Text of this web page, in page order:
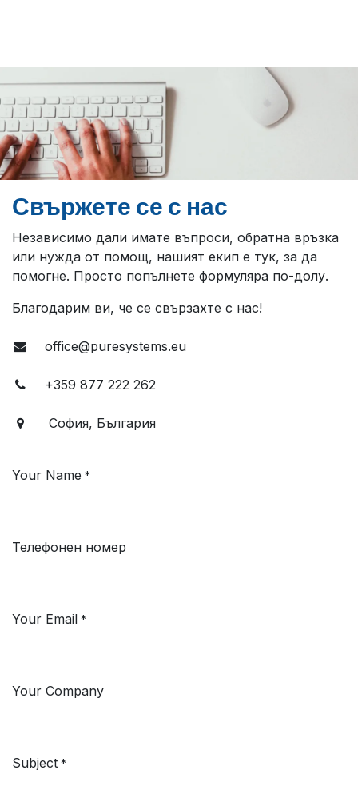
Свържете се с нас
Независимо дали имате въпроси, обратна връзка
или нужда от помощ, нашият екип е тук, за да
помогне. Просто попълнете формуляра по-долу.
Благодарим ви, че се свързахте с нас!
office@puresystems.eu
+359 877 222 262
София, България
Your Name *
Телефонен номер
Your Email *
Your Company
Subject *